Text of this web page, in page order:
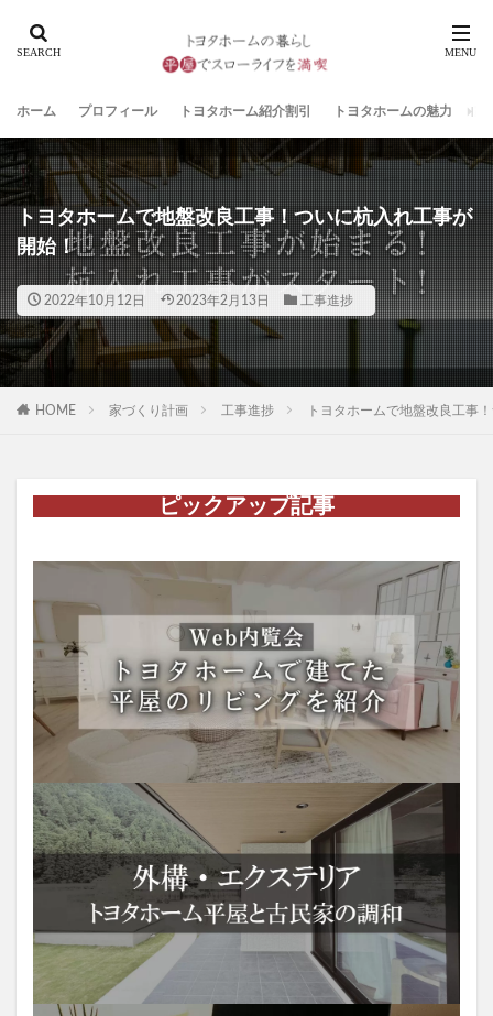
ホーム プロフィール トヨタホーム紹介割引 トヨタホームの魅力
トヨタホームで地盤改良工事！ついに杭入れ工事が
開始！
2022年10月12日 2023年2月13日 工事進捗
HOME 家づくり計画 工事進捗 トヨタホームで地盤改良工事
ピックアップ記事